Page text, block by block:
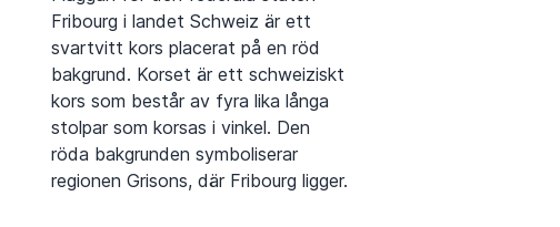
Fribourg i landet Schweiz är ett
svartvitt kors placerat på en röd
bakgrund. Korset är ett schweiziskt
kors som består av fyra lika långa
stolpar som korsas i vinkel. Den
röda bakgrunden symboliserar
regionen Grisons, där Fribourg ligger.